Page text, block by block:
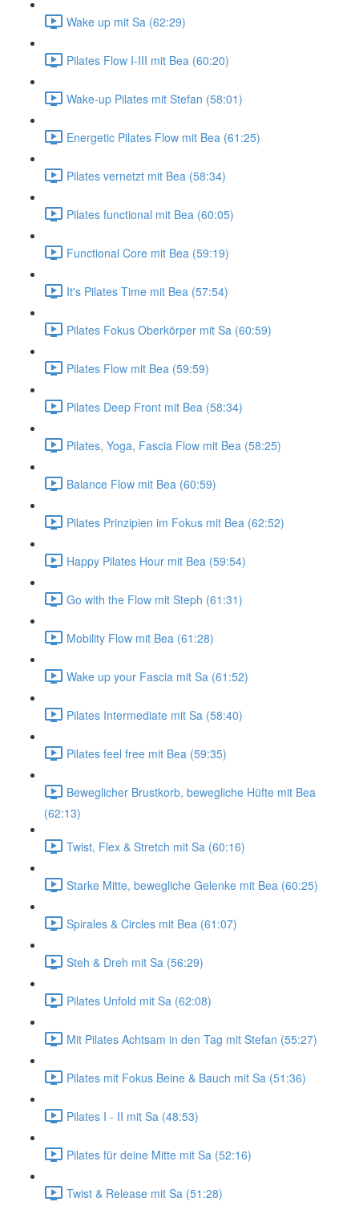
Wake up mit Sa (62:29)
Pilates Flow I-III mit Bea (60:20)
Wake-up Pilates mit Stefan (58:01)
Energetic Pilates Flow mit Bea (61:25)
Pilates vernetzt mit Bea (58:34)
Pilates functional mit Bea (60:05)
Functional Core mit Bea (59:19)
It's Pilates Time mit Bea (57:54)
Pilates Fokus Oberkörper mit Sa (60:59)
Pilates Flow mit Bea (59:59)
Pilates Deep Front mit Bea (58:34)
Pilates, Yoga, Fascia Flow mit Bea (58:25)
Balance Flow mit Bea (60:59)
Pilates Prinzipien im Fokus mit Bea (62:52)
Happy Pilates Hour mit Bea (59:54)
Go with the Flow mit Steph (61:31)
Mobility Flow mit Bea (61:28)
Wake up your Fascia mit Sa (61:52)
Pilates Intermediate mit Sa (58:40)
Pilates feel free mit Bea (59:35)
Beweglicher Brustkorb, bewegliche Hüfte mit Bea
(62:13)
Twist, Flex & Stretch mit Sa (60:16)
Starke Mitte, bewegliche Gelenke mit Bea (60:25)
Spirales & Circles mit Bea (61:07)
Steh & Dreh mit Sa (56:29)
Pilates Unfold mit Sa (62:08)
Mit Pilates Achtsam in den Tag mit Stefan (55:27)
Pilates mit Fokus Beine & Bauch mit Sa (51:36)
Pilates I - II mit Sa (48:53)
Pilates für deine Mitte mit Sa (52:16)
Twist & Release mit Sa (51:28)